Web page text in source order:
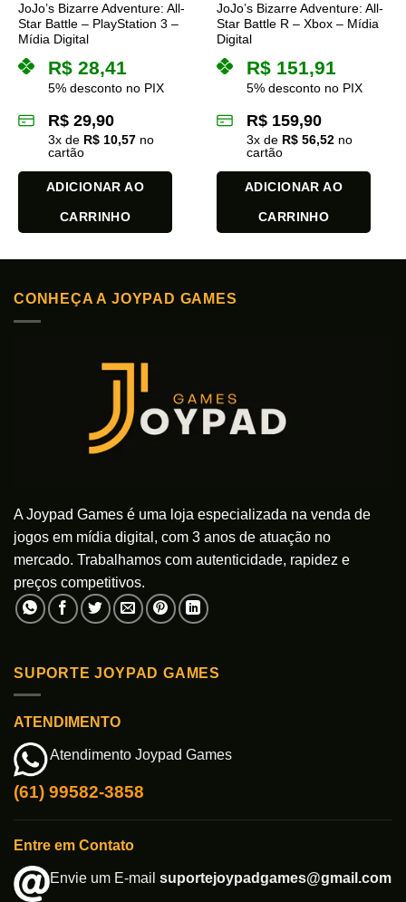
JoJo’s Bizarre Adventure: All-
Star Battle – PlayStation 3 –
Mídia Digital
R$ 28,41
5% desconto no PIX
R$ 29,90
3x de R$ 10,57 no
cartão
ADICIONAR AO
CARRINHO
JoJo’s Bizarre Adventure: All-
Star Battle R – Xbox – Mídia
Digital
R$ 151,91
5% desconto no PIX
R$ 159,90
3x de R$ 56,52 no
cartão
ADICIONAR AO
CARRINHO
CONHEÇA A JOYPAD GAMES
A Joypad Games é uma loja especializada na venda de
jogos em mídia digital, com 3 anos de atuação no
mercado. Trabalhamos com autenticidade, rapidez e
preços competitivos.
SUPORTE JOYPAD GAMES
ATENDIMENTO
Atendimento Joypad Games
(61) 99582-3858
Entre em Contato
Envie um E-mail suportejoypadgames@gmail.com